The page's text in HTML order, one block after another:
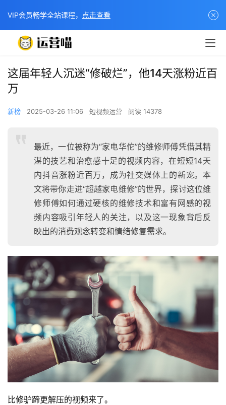
这届年轻人沉迷“修破烂”，他14天涨粉近百
万
新榜 2025-03-26 11:06 短视频运营 阅读 14378
最近，一位被称为“家电华佗”的维修师傅凭借其精
湛的技艺和治愈感十足的视频内容，在短短14天
内抖音涨粉近百万，成为社交媒体上的新宠。本
文将带你走进“超越家电维修”的世界，探讨这位维
修师傅如何通过硬核的维修技术和富有网感的视
频内容吸引年轻人的关注，以及这一现象背后反
映出的消费观念转变和情绪修复需求。
比修驴蹄更解压的视频来了。
VIP会员畅学全站课程， 点击查看